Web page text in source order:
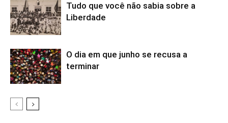
Tudo que você não sabia sobre a
Liberdade
O dia em que junho se recusa a
terminar